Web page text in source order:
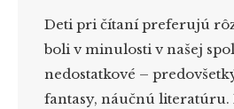
Deti pri čítaní preferujú
boli v minulosti v našej
nedostatkové –
fantasy, náučnú literatúru.